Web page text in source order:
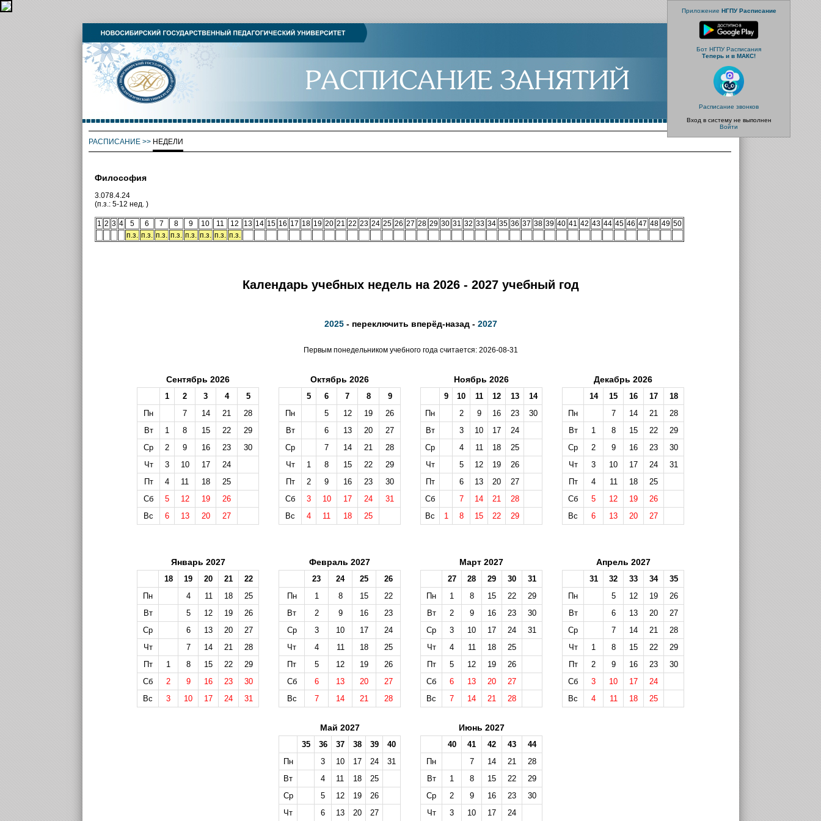
Приложение НГПУ Расписание
Бот НГПУ Расписания
Теперь и в МАКС!
Расписание звонков
Вход в систему не выполнен
Войти
РАСПИСАНИЕ>> НЕДЕЛИ
Философия
3.078.4.24
(п.з.: 5-12 нед. )
1 2 3 4 5 6 7 8 9 10 11 12 13 14 15 16 17 18 19 20 21 22 23 24 25 26 27 28 29 30 31 32 33 34 35 36 37 38 39 40 41 42 43 44 45 46 47 48 49 50
п.з. п.з. п.з. п.з. п.з. п.з. п.з. п.з.
Календарь учебных недель на 2026 - 2027 учебный год
2025- переключить вперёд-назад - 2027
Первым понедельником учебного года считается: 2026-08-31
Сентябрь 2026
1 2 3 4
5
Пн
7 14 21
28
Вт
1 8 15 22
29
Ср
2 9 16 23
30
Чт
3 10 17
24
Пт
4 11 18
25
Сб
5 12 19
26
Вс
6 13 20 27
Октябрь 2026
5 6 7 8
9
Пн
5 12 19
26
Вт
6 13 20
27
Ср
7 14 21
28
Чт
1 8 15 22
29
Пт
2 9 16 23
30
Сб
3 10 17 24
31
Вс
4 11 18 25
Ноябрь 2026
9 10 11 12 13
14
Пн
2 9 16 23
30
Вт
3 10 17
24
Ср
4 11 18
25
Чт
5 12 19
26
Пт
6 13 20
27
Сб
7 14 21
28
Вс
1 8 15 22 29
Декабрь 2026
14 15 16 17
18
Пн
7 14 21
28
Вт
1 8 15 22
29
Ср
2 9 16 23
30
Чт
3 10 17 24
31
Пт
4 11 18
25
Сб
5 12 19
26
Вс
6 13 20 27
Январь 2027
18 19 20 21
22
Пн
4 11 18
25
Вт
5 12 19
26
Ср
6 13 20
27
Чт
7 14 21
28
Пт
1 8 15 22
29
Сб
2 9 16 23
30
Вс
3 10 17 24 31
Февраль 2027
23 24 25
26
Пн
1 8 15
22
Вт
2 9 16
23
Ср
3 10 17
24
Чт
4 11 18
25
Пт
5 12 19
26
Сб
6 13 20
27
Вс
7 14 21 28
Март 2027
27 28 29 30
31
Пн
1 8 15 22
29
Вт
2 9 16 23
30
Ср
3 10 17 24
31
Чт
4 11 18
25
Пт
5 12 19
26
Сб
6 13 20
27
Вс
7 14 21 28
Апрель 2027
31 32 33 34
35
Пн
5 12 19
26
Вт
6 13 20
27
Ср
7 14 21
28
Чт
1 8 15 22
29
Пт
2 9 16 23
30
Сб
3 10 17
24
Вс
4 11 18 25
Май 2027
35 36 37 38 39
40
Пн
3 10 17 24
31
Вт
4 11 18
25
Ср
5 12 19
26
Чт
6 13 20 27
Июнь 2027
40 41 42 43
44
Пн
7 14 21
28
Вт
1 8 15 22
29
Ср
2 9 16 23
30
Чт
3 10 17 24